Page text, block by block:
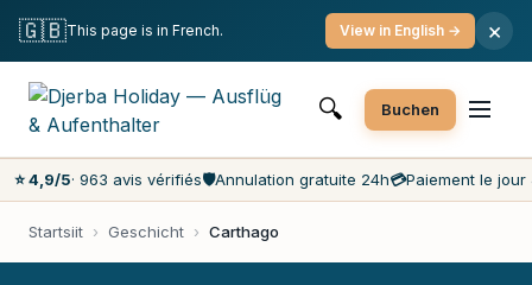
Gratis Annulatioun
Déi bëllegst Präisser um Maart
Kundescervice 7 Deeg d'Woch
🔍 Buchen
⭐ 4,9/5· 963 avis vérifiés🛡️Annulation gratuite 24h💳Paiement le jour
Startsiit › Geschicht › Carthago
🇬🇧This page is in French. View in English → ×